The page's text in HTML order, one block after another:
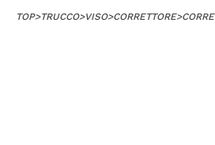
TOP>TRUCCO>VISO>CORRETTORE>